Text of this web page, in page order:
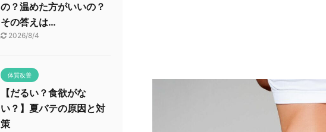
の？温めた方がいいの？
その答えは…
2026/8/4
体質改善
【だるい？食欲がな
い？】夏バテの原因と対
策